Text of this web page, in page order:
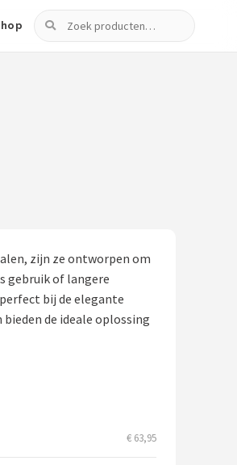
Zoeken
zijn ze ontworpen om
gebruik of langere
bij de elegante
de ideale oplossing
€ 63,95